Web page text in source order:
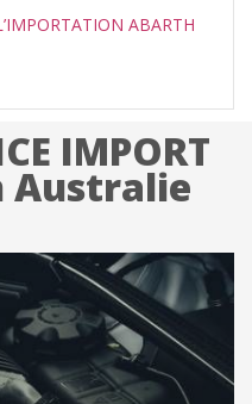
ABARTH
IMPORT
Australie